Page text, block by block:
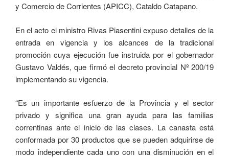
y Comercio de Corrientes (APICC), Cataldo Catapano.
En el acto el ministro Rivas Piasentini expuso detalles de la
entrada en vigencia y los alcances de la tradicional
promoción cuya ejecución fue instruida por el gobernador
Gustavo Valdés, que firmó el decreto provincial Nº 200/19
implementando su vigencia.
“Es un importante esfuerzo de la Provincia y el sector
privado y significa una gran ayuda para las familias
correntinas ante el inicio de las clases. La canasta está
conformada por 30 productos que se pueden adquirirse de
modo independiente cada uno con una disminución en el